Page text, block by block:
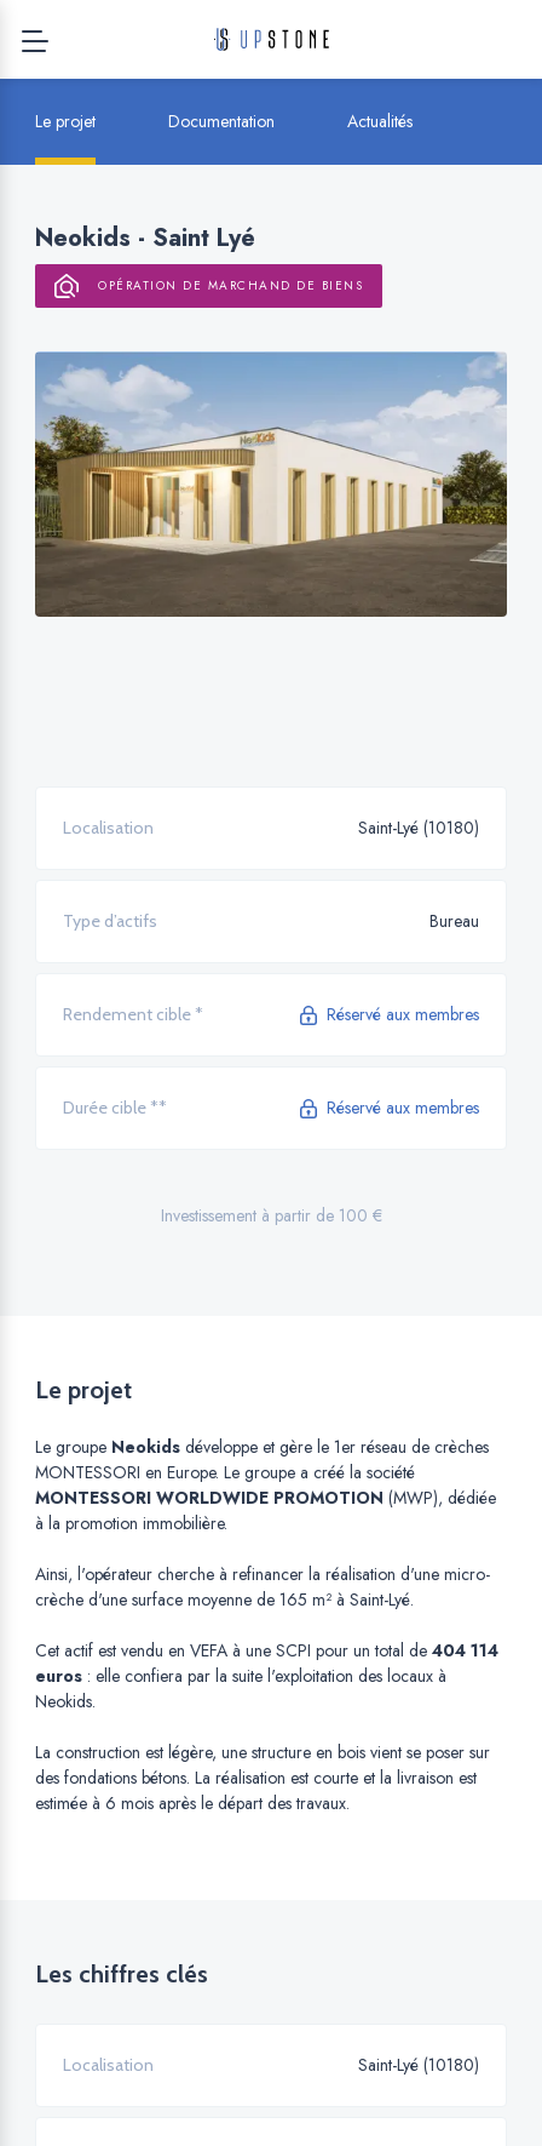
Neokids - Saint Lyé
OPÉRATION DE MARCHAND DE BIENS
Localisation Saint-Lyé (10180)
Type d’actifs Bureau
Rendement cible * Réservé aux membres
Durée cible ** Réservé aux membres
Investissement à partir de 100 €
Le projet Documentation Actualités
Le projet
Le groupe Neokids développe et gère le 1er réseau de crèches
MONTESSORI en Europe. Le groupe a créé la société
MONTESSORI WORLDWIDE PROMOTION (MWP), dédiée
à la promotion immobilière.
Ainsi, l'opérateur cherche à refinancer la réalisation d'une micro-
crèche d'une surface moyenne de 165 m² à Saint-Lyé.
Cet actif est vendu en VEFA à une SCPI pour un total de 404 114
euros : elle confiera par la suite l'exploitation des locaux à
Neokids.
La construction est légère, une structure en bois vient se poser sur
des fondations bétons. La réalisation est courte et la livraison est
estimée à 6 mois après le départ des travaux.
Les chiffres clés
Localisation Saint-Lyé (10180)